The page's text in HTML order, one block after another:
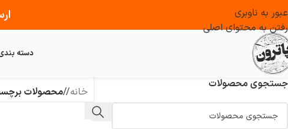
عبور به ناوبری
رفتن به محتوای اصلی
دسته
جستجوی محصولات
خانه/ محصولات برچسب